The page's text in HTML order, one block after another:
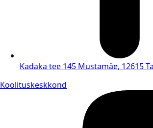
Kadaka tee 145 Mustamäe, 12615
Koolituskeskkond